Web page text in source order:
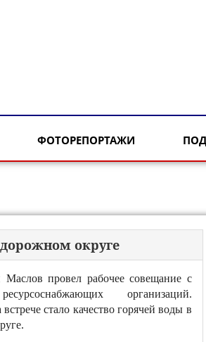
ФОТОРЕПОРТАЖИ
округе
провел рабочее совещание с
организаций.
стало качество горячей воды в